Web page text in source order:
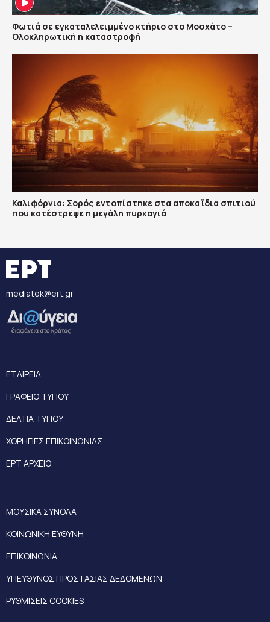
Φωτιά σε εγκαταλελειμμένο κτήριο στο Μοσχάτο –
Ολοκληρωτική η καταστροφή
Καλιφόρνια: Σορός εντοπίστηκε στα αποκαΐδια σπιτιού
που κατέστρεψε η μεγάλη πυρκαγιά
mediatek@ert.gr
ΕΤΑΙΡΕΙΑ
ΓΡΑΦΕΙΟ ΤΥΠΟΥ
ΔΕΛΤΙΑ ΤΥΠΟΥ
ΧΟΡΗΓΙΕΣ ΕΠΙΚΟΙΝΩΝΙΑΣ
ΕΡΤ ΑΡΧΕΙΟ
ΜΟΥΣΙΚΑ ΣΥΝΟΛΑ
ΚΟΙΝΩΝΙΚΗ ΕΥΘΥΝΗ
ΕΠΙΚΟΙΝΩΝΙΑ
ΥΠΕΥΘΥΝΟΣ ΠΡΟΣΤΑΣΙΑΣ ΔΕΔΟΜΕΝΩΝ
ΡΥΘΜΙΣΕΙΣ COOKIES